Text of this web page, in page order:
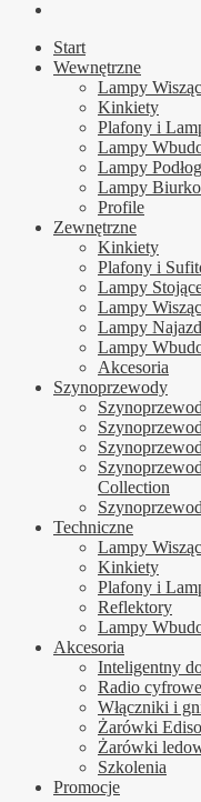
Start
Wewnętrzne
Lampy
Kinkiety
Plafony i
Lampy
Lampy
Lampy
Profile
Zewnętrzne
Kinkiety
Plafony i
Lampy
Lampy
Lampy
Lampy
Akcesoria
Szynoprzewody
Collection
Techniczne
Lampy
Kinkiety
Plafony i
Reflektory
Lampy
Akcesoria
Inteligentny
Radio cyfrowe
Włączniki i
Żarówki
Żarówki
Szkolenia
Promocje